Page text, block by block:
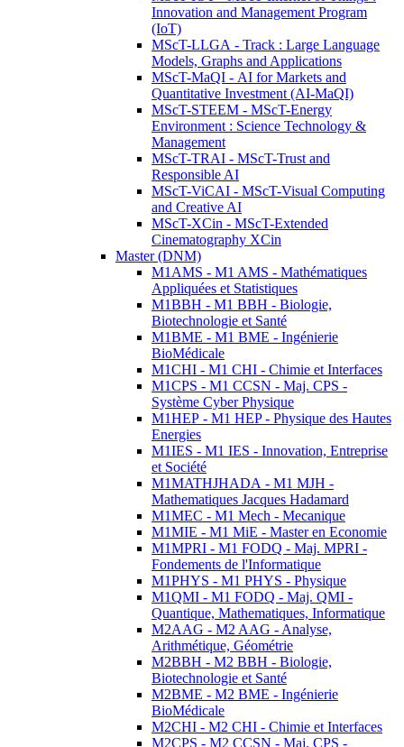
Innovation and Management Program
(IoT)
MScT-LLGA - Track : Large Language
Models, Graphs and Applications
MScT-MaQI - AI for Markets and
Quantitative Investment (AI-MaQI)
MScT-STEEM - MScT-Energy
Environment : Science Technology &
Management
MScT-TRAI - MScT-Trust and
Responsible AI
MScT-ViCAI - MScT-Visual Computing
and Creative AI
MScT-XCin - MScT-Extended
Cinematography XCin
Master (DNM)
M1AMS - M1 AMS - Mathématiques
Appliquées et Statistiques
M1BBH - M1 BBH - Biologie,
Biotechnologie et Santé
M1BME - M1 BME - Ingénierie
BioMédicale
M1CHI - M1 CHI - Chimie et Interfaces
M1CPS - M1 CCSN - Maj. CPS -
Système Cyber Physique
M1HEP - M1 HEP - Physique des Hautes
Energies
M1IES - M1 IES - Innovation, Entreprise
et Société
M1MATHJHADA - M1 MJH -
Mathematiques Jacques Hadamard
M1MEC - M1 Mech - Mecanique
M1MIE - M1 MiE - Master en Economie
M1MPRI - M1 FODQ - Maj. MPRI -
Fondements de l'Informatique
M1PHYS - M1 PHYS - Physique
M1QMI - M1 FODQ - Maj. QMI -
Quantique, Mathematiques, Informatique
M2AAG - M2 AAG - Analyse,
Arithmétique, Géométrie
M2BBH - M2 BBH - Biologie,
Biotechnologie et Santé
M2BME - M2 BME - Ingénierie
BioMédicale
M2CHI - M2 CHI - Chimie et Interfaces
M2CPS - M2 CCSN - Maj. CPS -